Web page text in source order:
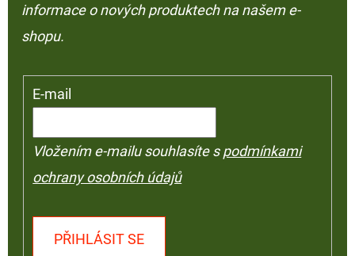
informace o nových produktech na našem e-
shopu.
E-mail
Vložením e-mailu souhlasíte spodmínkami
ochrany osobních údajů
PŘIHLÁSIT SE